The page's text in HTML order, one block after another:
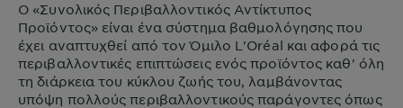
Ο «Συνολικός Περιβαλλοντικός Αντίκτυπος
Προϊόντος» είναι ένα σύστημα βαθμολόγησης που
έχει αναπτυχθεί από τον Όμιλο L'Oréal και αφορά τις
περιβαλλοντικές επιπτώσεις ενός προϊόντος καθ' όλη
τη διάρκεια του κύκλου ζωής του, λαμβάνοντας
υπόψη πολλούς περιβαλλοντικούς παράγοντες όπως